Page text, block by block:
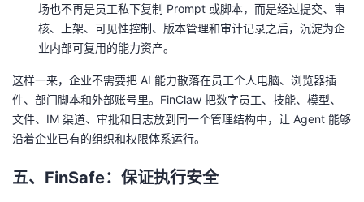
场也不再是员工私下复制 Prompt 或脚本，而是经过提交、审
核、上架、可见性控制、版本管理和审计记录之后，沉淀为企
业内部可复用的能力资产。
这样一来，企业不需要把 AI 能力散落在员工个人电脑、浏览器插
件、部门脚本和外部账号里。FinClaw 把数字员工、技能、模型、
文件、IM 渠道、审批和日志放到同一个管理结构中，让 Agent 能够
沿着企业已有的组织和权限体系运行。
五、FinSafe：保证执行安全